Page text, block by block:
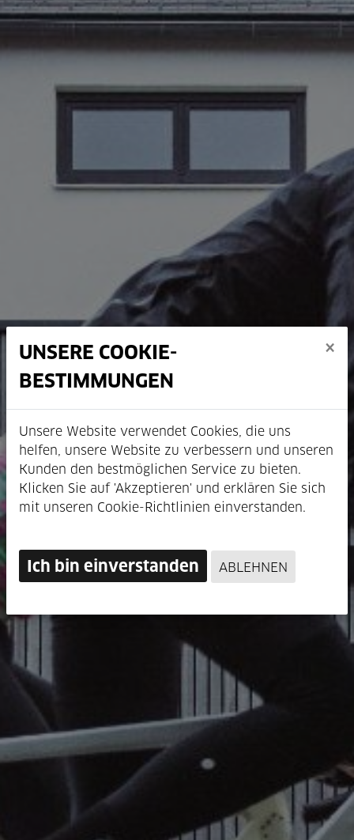
UNSERE COOKIE-
BESTIMMUNGEN
×
Unsere Website verwendet Cookies, die uns
helfen, unsere Website zu verbessern und unseren
Kunden den bestmöglichen Service zu bieten.
Klicken Sie auf 'Akzeptieren' und erklären Sie sich
mit unseren Cookie-Richtlinien einverstanden.
Ich bin einverstanden ABLEHNEN